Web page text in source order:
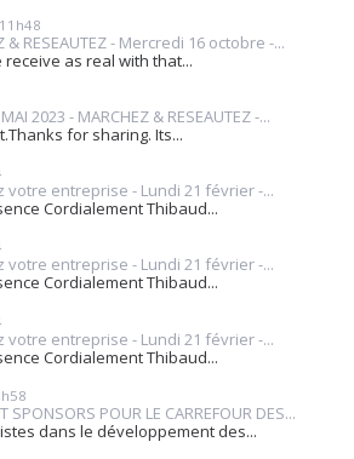
11h48
& RESEAUTEZ - Mercredi 16 octobre -...
as real with that...
2023 - MARCHEZ & RESEAUTEZ -...
for sharing. Its...
votre entreprise - Lundi 21 février -...
Cordialement Thibaud...
votre entreprise - Lundi 21 février -...
Cordialement Thibaud...
votre entreprise - Lundi 21 février -...
Cordialement Thibaud...
SPONSORS POUR LE CARREFOUR DES...
dans le développement des...